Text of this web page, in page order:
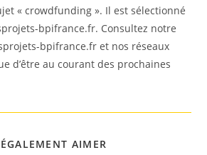
« crowdfunding ». Il est sélectionné
bpifrance.fr. Consultez notre
bpifrance.fr et nos réseaux
d’être au courant des prochaines
AIMER